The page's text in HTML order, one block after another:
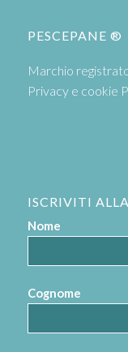
PESCEPANE ®
Marchio
Privacy e cookie
ISCRIVITI
Nome
Cognome